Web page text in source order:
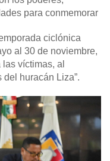
para conmemorar
ciclónica
al 30 de noviembre,
víctimas, al
huracán Liza”.